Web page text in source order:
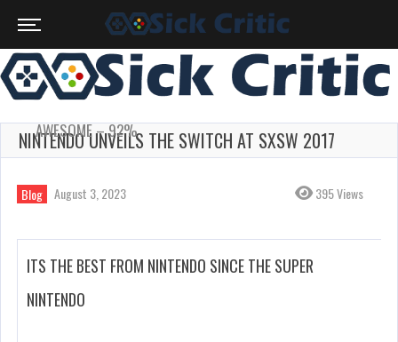
NINTENDO UNVEILS THE SWITCH AT SXSW 2017
Blog August 3, 2023 395 Views
ITS THE BEST FROM NINTENDO SINCE THE SUPER
NINTENDO
AWESOME – 92%